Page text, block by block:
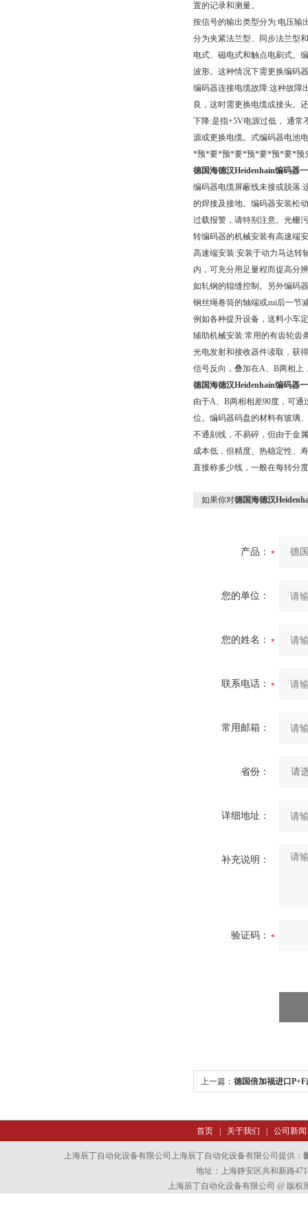
置的记录和测量。
按信号的输出类型分为:电压输
分为夹紧法兰型、同步法兰型
电式、磁电式和触点电刷式。
波形。这种情况下需更换编码
编码器连接电缆故障:这种故障
良，这时需更换电缆或接头。
下降:是指+5V电源过低， 通常
源或更换电缆。式编码器电池
*预*要*预*要*预*要*预*要*预
德国海德汉Heidenhain编码器
编码器电缆屏蔽线未接或脱落:
的焊接及接地。编码器安装松
过载报警，请特别注意。光栅
转编码器的机械安装有高速端
高速端安装:安装于动力马达转
内，可充分用足量程而提高分
如轧钢的辊缝控制。另外编码
钢丝绳卷筒的轴端或zui后一节
例如各种提升设备，送料小车
辅助机械安装:常用的有齿轮齿
光电发射和接收器件读取，获
信号反向，叠加在A、B两相上
德国海德汉Heidenhain编码器
由于A、B两相相差90度，可
位。编码器码盘的材料有玻璃
不通刻线，不易碎，但由于金
成本低，但精度、热稳定性、
直接称多少线，一般在每转分
如果你对德国海德汉
产品：
您的单位：
您的姓名：
联系电话：
常用邮箱：
省份：
详细地址：
补充说明：
验证码：
上一篇： 德国倍加福进口
首页| 关于我们 公司新闻
上海辰丁自动化设备有限公司上海辰丁自动化设备有限公司提供：
地址：上海静安区共和新路
上海辰丁自动化设备有限公司 @ 版权